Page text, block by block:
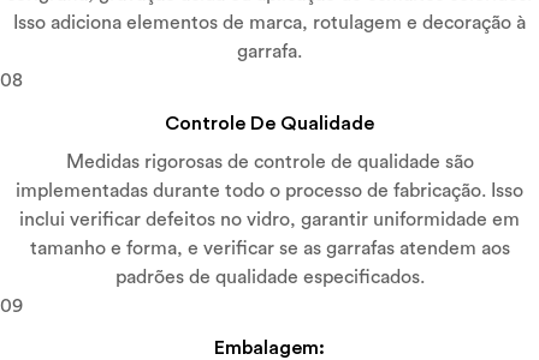
Isso adiciona elementos de marca, rotulagem e decoração à
garrafa.
08
Controle De Qualidade
Medidas rigorosas de controle de qualidade são
implementadas durante todo o processo de fabricação. Isso
inclui verificar defeitos no vidro, garantir uniformidade em
tamanho e forma, e verificar se as garrafas atendem aos
padrões de qualidade especificados.
09
Embalagem: